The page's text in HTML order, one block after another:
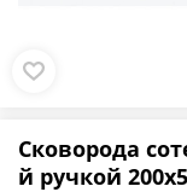
Сковорода
й ручкой